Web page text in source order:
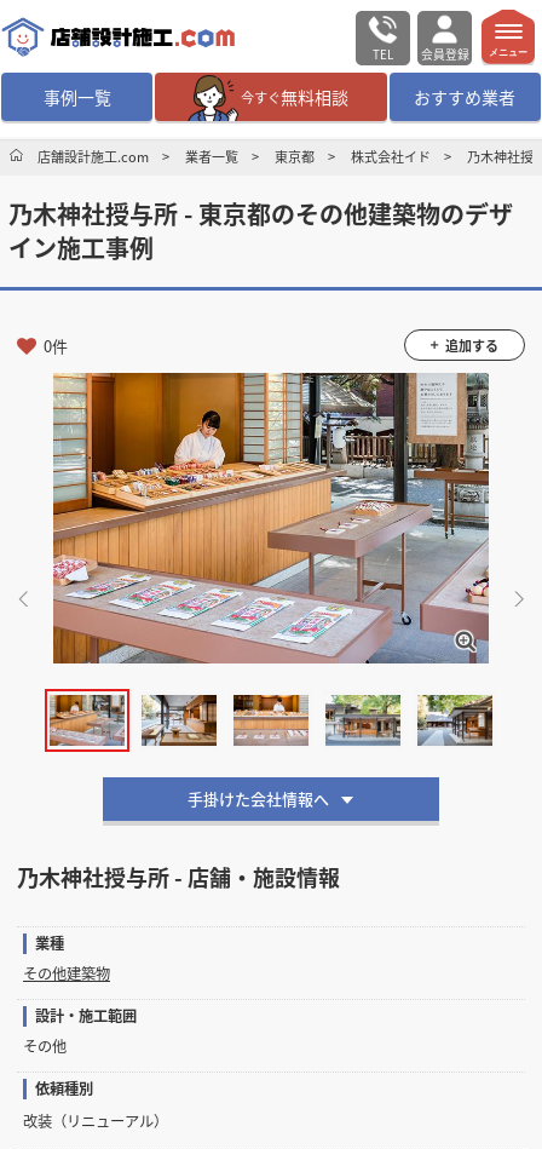
TEL 会員登録
事例一覧 今すぐ無料相談 おすすめ業者
無料相談 ログイン／会員登録
デザイン設計・施工業者を探す
店舗・商業施設の施工事例を探す
マッチング案件一覧
店舗設計施工.comとは
内装の費用相場シミュレーター
掲載希望のデザイン設計・施工会社様へ
店舗開業・改装をご検討中の方へ
メニュー
店舗設計施工.com 業者一覧 東京都 株式会社イド 乃木神社授
乃木神社授与所 - 東京都のその他建築物のデザ
イン施工事例
0件 追加する
手掛けた会社情報へ
乃木神社授与所 - 店舗・施設情報
業種
その他建築物
設計・施工範囲
その他
依頼種別
改装（リニューアル）